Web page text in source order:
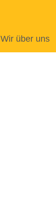
Wir über uns